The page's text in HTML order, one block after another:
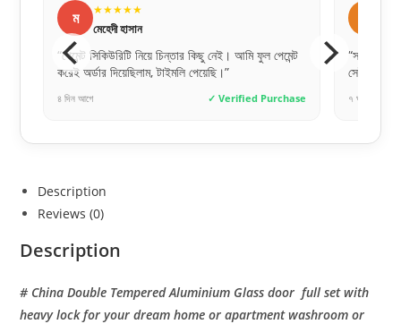
ম ★★★★★
মেহেদী হাসান
“পেমেন্ট সিকিউরিটি নিয়ে চিন্তার কিছু নেই। আমি ফুল পেমেন্ট
করেই অর্ডার দিয়েছিলাম, টাইমলি পেয়েছি।”
৪ দিন আগে ✓ Verified Purchase
“সঠিক
সেই ভরসাটা
৭ ঘণ্টা আগে
Description
Reviews (0)
Description
# China Double Tempered Aluminium Glass door full set with
heavy lock for your dream home or apartment washroom or